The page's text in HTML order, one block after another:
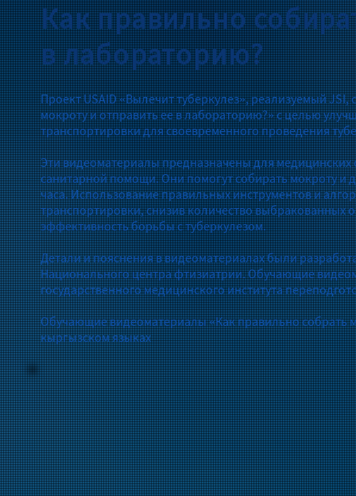
Как правильно
в лабораторию?
Проект USAID «Вылечит туберкулез», реализуемый
мокроту и отправить ее в лабораторию?» с целью
транспортировки для своевременного проведения
Эти видеоматериалы предназначены для
санитарной помощи. Они помогут собирать мокроту и
часа. Использование правильных инструментов и
транспортировки, снизив количество выбракованных
эффективность борьбы с туберкулезом.
Детали и пояснения в видеоматериалах были
Национального центра фтизиатрии. Обучающие
государственного медицинского института
Обучающие видеоматериалы «Как правильно собрать
кыргызском языках